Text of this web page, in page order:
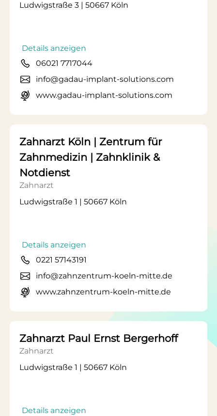
Ludwigstraße 3 | 50667 Köln
Details anzeigen
06021 7717044
info@gadau-implant-solutions.com
www.gadau-implant-solutions.com
Zahnarzt Köln | Zentrum für
Zahnmedizin | Zahnklinik &
Notdienst
Zahnarzt
Ludwigstraße 1 | 50667 Köln
Details anzeigen
0221 57143191
info@zahnzentrum-koeln-mitte.de
www.zahnzentrum-koeln-mitte.de
Zahnarzt Paul Ernst Bergerhoff
Zahnarzt
Ludwigstraße 1 | 50667 Köln
Details anzeigen